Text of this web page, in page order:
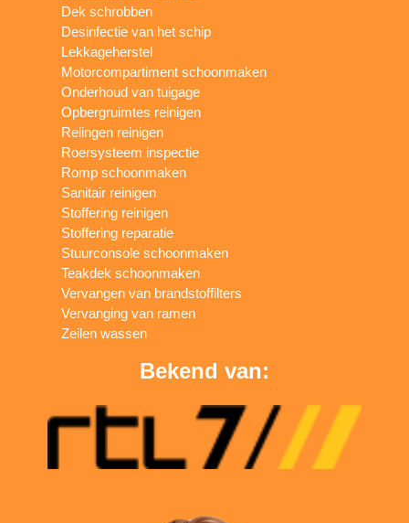
Dek schrobben
Desinfectie van het schip
Lekkageherstel
Motorcompartiment schoonmaken
Onderhoud van tuigage
Opbergruimtes reinigen
Relingen reinigen
Roersysteem inspectie
Romp schoonmaken
Sanitair reinigen
Stoffering reinigen
Stoffering reparatie
Stuurconsole schoonmaken
Teakdek schoonmaken
Vervangen van brandstoffilters
Vervanging van ramen
Zeilen wassen
Bekend van: